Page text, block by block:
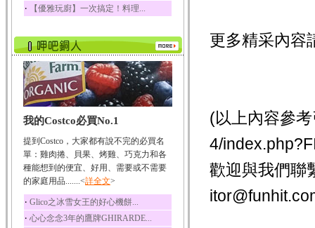
迷迭香
酸、迷迭香酸、植物...
咖啡
咖啡中的咖啡因會刺激
中樞神經系統，特別...
椰子
椰子含有糖類、脂肪、
荔枝
荔枝性質溫和所含的營
養素有醣類、檸檬酸...
五味子
五味子性質溫熱所含營
養成分有揮發油、檸...
‧ 【優雅玩廚】一次搞定！料理...
我的Costco必買No.1
提到Costco，大家都有說不完的必買名
單：雞肉捲、貝果、烤雞、巧克力和各
種能想到的便宜、好用、需要或不需要
的家庭用品.......<詳全文>
‧ Glico之冰雪女王的好心機餅...
‧ 心心念念3年的鷹牌GHIRARDE...
更多精采內容
(以上內容參
4/
歡迎與我們聯